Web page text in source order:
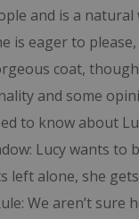
and is a natural
is eager to
coat,
and some
to know about
Lucy wants
left alone, she gets
We aren’t